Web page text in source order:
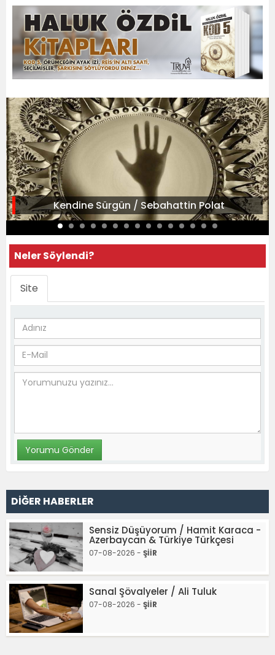
Kendine Sürgün / Sebahattin Polat
Neler Söylendi?
Site
DİĞER HABERLER
Sensiz Düşüyorum / Hamit Karaca -
Azerbaycan & Türkiye Türkçesi
07-08-2026 - ŞİİR
Sanal Şövalyeler / Ali Tuluk
07-08-2026 - ŞİİR